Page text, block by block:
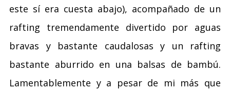
este sí era cuesta abajo), acompañado de un
rafting tremendamente divertido por aguas
bravas y bastante caudalosas y un rafting
bastante aburrido en una balsas de bambú.
Lamentablemente y a pesar de mi más que